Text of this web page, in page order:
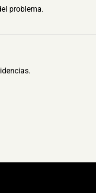
problema.